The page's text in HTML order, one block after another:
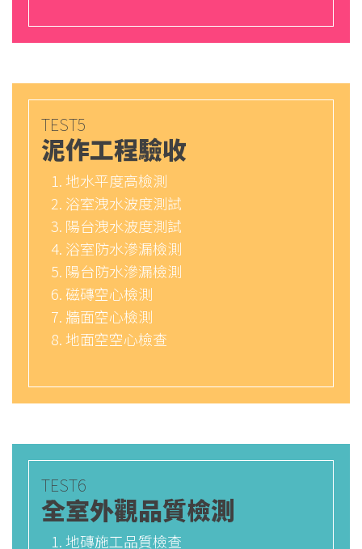
TEST5
泥作工程驗收
地水平度高檢測
浴室洩水波度測試
陽台洩水波度測試
浴室防水滲漏檢測
陽台防水滲漏檢測
磁磚空心檢測
牆面空心檢測
地面空空心檢查
TEST6
全室外觀品質檢測
地磚施工品質檢查